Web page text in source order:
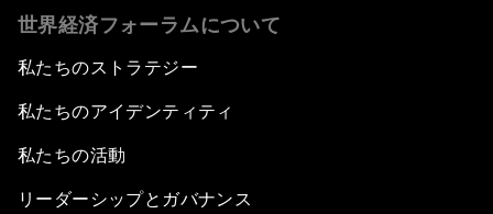
Reconciliation and Reconstruction
The Middle East in a Global Context
世界経済フォーラムについて
私たちのストラテジー
私たちのアイデンティティ
私たちの活動
リーダーシップとガバナンス